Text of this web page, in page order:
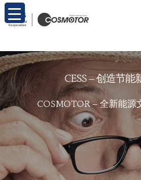
CESS – 创造节能
COSMOTOR – 全新能源